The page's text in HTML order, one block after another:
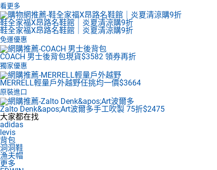
看更多
鞋全家福X昂路名鞋館｜炎夏清涼購9折
鞋全家福X昂路名鞋館｜炎夏清涼購9折
免運優惠
COACH 男士後背包現貨$3582 領券再折
獨家優惠
MERRELL輕量戶外越野任挑均一價$3664
原裝進口
Zalto Denk&apos;Art波爾多手工吹製 75折$2475
大家都在找
adidas
levis
背包
洞洞鞋
漁夫帽
更多